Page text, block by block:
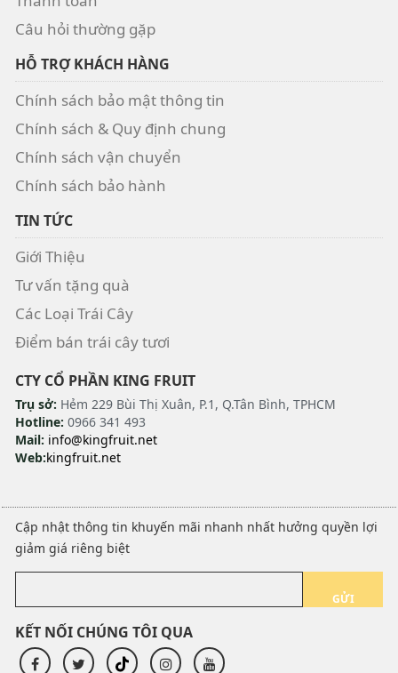
Câu hỏi thường gặp
HỖ TRỢ KHÁCH HÀNG
Chính sách bảo mật thông tin
Chính sách & Quy định chung
Chính sách vận chuyển
Chính sách bảo hành
TIN TỨC
Giới Thiệu
Tư vấn tặng quà
Các Loại Trái Cây
Điểm bán trái cây tươi
CTY CỔ PHẦN KING FRUIT
Trụ sở: Hẻm 229 Bùi Thị Xuân, P.1, Q.Tân Bình, TPHCM
Hotline: 0966 341 493
Mail: info@kingfruit.net
Web:kingfruit.net
Cập nhật thông tin khuyến mãi nhanh nhất hưởng quyền lợi
giảm giá riêng biệt
GỬI
KẾT NỐI CHÚNG TÔI QUA